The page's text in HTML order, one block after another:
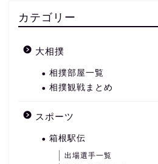
カテゴリー
大相撲
相撲部屋一覧
相撲観戦まとめ
スポーツ
箱根駅伝
出場選手一覧